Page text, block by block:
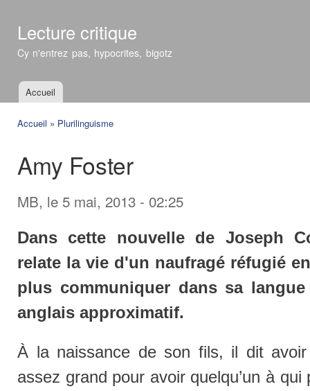
Lecture critique
Cy n'entrez pas, hypocrites, bigotz
Menu principal
Accueil
Accueil » Plurilinguisme
Amy Foster
MB, le 5 mai, 2013 - 02:25
Dans cette nouvelle de Joseph
relate la vie d'un naufragé réfugié
plus communiquer dans sa
anglais approximatif.
À la naissance de son fils, il dit
assez grand pour avoir quelqu’un à